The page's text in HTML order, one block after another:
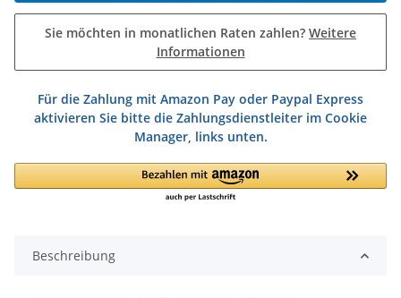
Sie möchten in monatlichen Raten zahlen? Weitere
Informationen
Für die Zahlung mit Amazon Pay oder Paypal Express
aktivieren Sie bitte die Zahlungsdienstleiter im Cookie
Manager, links unten.
Beschreibung